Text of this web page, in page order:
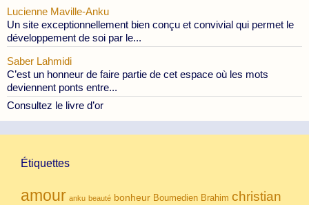
Lucienne Maville-Anku
Un site exceptionnellement bien conçu et convivial qui permet le
développement de soi par le...
Saber Lahmidi
C’est un honneur de faire partie de cet espace où les mots
deviennent ponts entre...
Consultez le livre d’or
Étiquettes
amour anku beauté bonheur Boumedien Brahim christian